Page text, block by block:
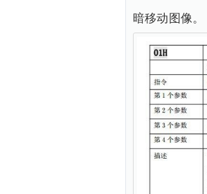
暗移动图像。